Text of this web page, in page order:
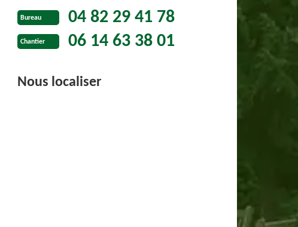
Bureau 04 82 29 41 78
Chantier 06 14 63 38 01
Nous localiser